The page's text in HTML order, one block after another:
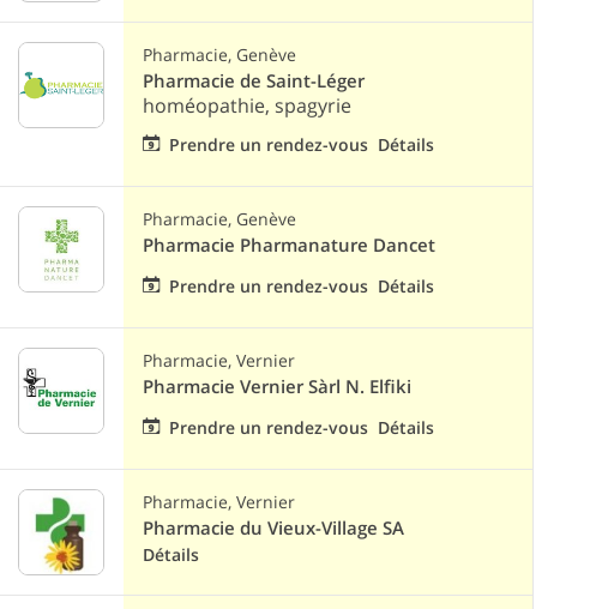
Pharmacie, Genève
Pharmacie de Saint-Léger
homéopathie, spagyrie
Prendre un rendez-vous Détails
Pharmacie, Genève
Pharmacie Pharmanature Dancet
Prendre un rendez-vous Détails
Pharmacie, Vernier
Pharmacie Vernier Sàrl N. Elfiki
Prendre un rendez-vous Détails
Pharmacie, Vernier
Pharmacie du Vieux-Village SA
Détails